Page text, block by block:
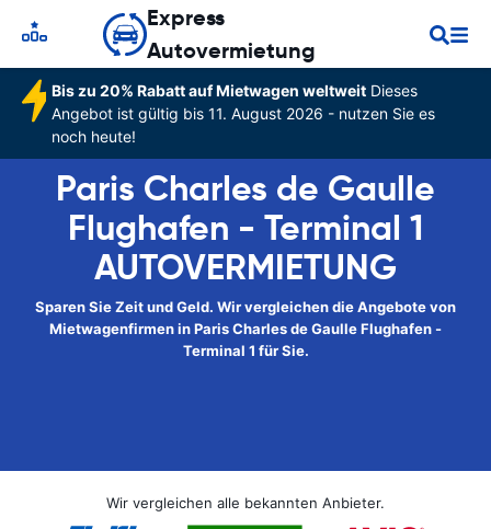
Express
Autovermietung
Bis zu 20% Rabatt auf Mietwagen weltweitDieses
Angebot ist gültig bis 11. August 2026 - nutzen Sie es
noch heute!
Paris Charles de Gaulle
Flughafen - Terminal 1
AUTOVERMIETUNG
Sparen Sie Zeit und Geld. Wir vergleichen die Angebote von
Mietwagenfirmen in Paris Charles de Gaulle Flughafen -
Terminal 1 für Sie.
Wir vergleichen alle bekannten Anbieter.